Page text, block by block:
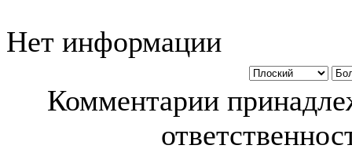
Нет информации
Комментарии